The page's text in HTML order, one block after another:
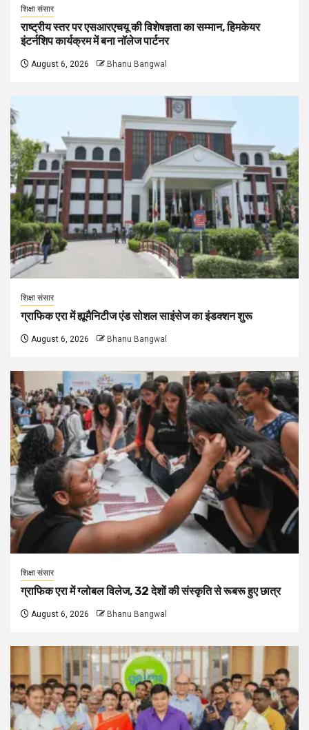
शिक्षा संसार
राष्ट्रीय स्तर पर एसआरएचयू की विशेषज्ञता का सम्मान, हिमकेयर
इंटर्नशिप कार्यक्रम में बना नॉलेज पार्टनर
August 6, 2026 Bhanu Bangwal
शिक्षा संसार
ग्राफिक एरा में ह्यूमैनिटीज एंड सोशल साइंसेज का इंडक्शन शुरू
August 6, 2026 Bhanu Bangwal
शिक्षा संसार
ग्राफिक एरा में ग्लोबल विलेज, 32 देशों की संस्कृति से रूबरू हुए छात्र
August 6, 2026 Bhanu Bangwal